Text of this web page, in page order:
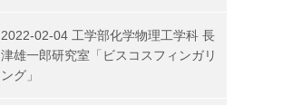
2022-02-04 工学部化学物理工学科 長
津雄一郎研究室「ビスコスフィンガリ
ング」